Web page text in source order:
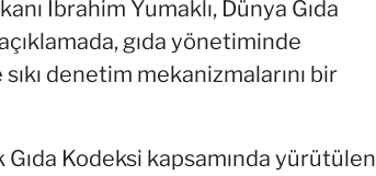
İbrahim Yumaklı, Dünya Gıda
gıda yönetiminde
denetim mekanizmalarını bir
Kodeksi kapsamında yürütülen